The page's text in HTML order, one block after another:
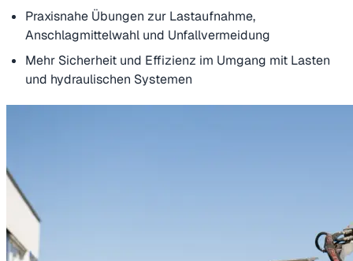
Praxisnahe Übungen zur Lastaufnahme,
Anschlagmittelwahl und Unfallvermeidung
Mehr Sicherheit und Effizienz im Umgang mit Lasten
und hydraulischen Systemen